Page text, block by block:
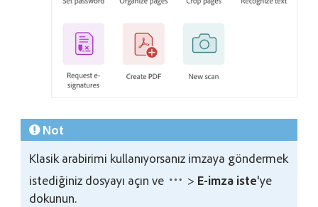
Not
Klasik arabirimi kullanıyorsanız imzaya göndermek
istediğiniz dosyayı açın ve
> E-imza iste'ye
dokunun.